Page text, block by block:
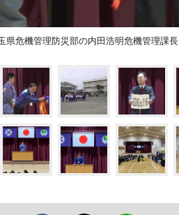
県危機管理防災部の内田浩明危機管理課長